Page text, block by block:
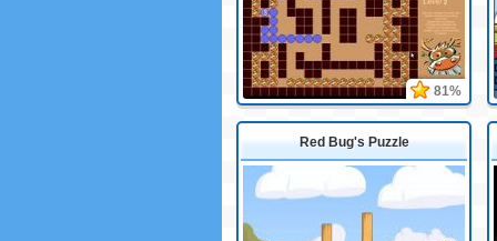
81%
Red Bug's Puzzle